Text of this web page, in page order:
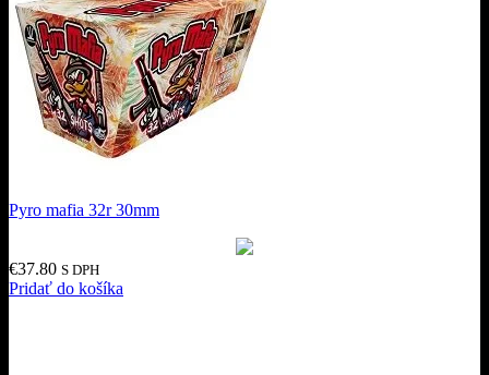
Pyro mafia 32r 30mm
€37.80 S DPH
Pridať do košíka